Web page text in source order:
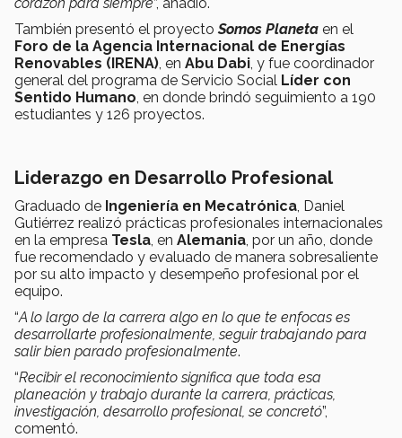
También presentó el proyecto Somos Planeta en el
Foro de la Agencia Internacional de Energías
Renovables (IRENA) , en Abu Dabi , y fue coordinador
general del programa de Servicio Social Líder con
Sentido Humano , en donde brindó seguimiento a 190
estudiantes y 126 proyectos.
Liderazgo en Desarrollo Profesional
Graduado de Ingeniería en Mecatrónica , Daniel
Gutiérrez realizó prácticas profesionales internacionales
en la empresa Tesla , en Alemania , por un año, donde
fue recomendado y evaluado de manera sobresaliente
por su alto impacto y desempeño profesional por el
equipo.
“A lo largo de la carrera algo en lo que te enfocas es
desarrollarte profesionalmente, seguir trabajando para
salir bien parado profesionalmente.
“Recibir el reconocimiento significa que toda esa
planeación y trabajo durante la carrera, prácticas,
investigación, desarrollo profesional, se concretó”,
comentó.